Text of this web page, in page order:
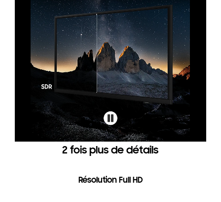
2 fois plus de détails
Résolution Full HD